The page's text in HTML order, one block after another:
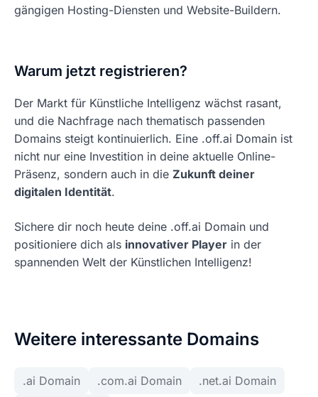
gängigen Hosting-Diensten und Website-Buildern.
Warum jetzt registrieren?
Der Markt für Künstliche Intelligenz wächst rasant,
und die Nachfrage nach thematisch passenden
Domains steigt kontinuierlich. Eine .off.ai Domain ist
nicht nur eine Investition in deine aktuelle Online-
Präsenz, sondern auch in die Zukunft deiner
digitalen Identität.
Sichere dir noch heute deine .off.ai Domain und
positioniere dich als innovativer Player in der
spannenden Welt der Künstlichen Intelligenz!
Weitere interessante Domains
.ai Domain .com.ai Domain
.net.ai Domain